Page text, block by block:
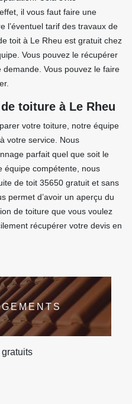
il vous faut faire une
l’éventuel tarif des travaux de
toit à Le Rheu est gratuit chez
Vous pouvez le récupérer
Vous pouvez le faire
toiture à Le Rheu
votre toiture, notre équipe
votre service. Nous
parfait quel que soit le
équipe compétente, nous
de toit 35650 gratuit et sans
permet d’avoir un aperçu du
de toiture que vous voulez
récupérer votre devis en